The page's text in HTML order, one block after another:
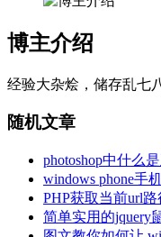
博主介绍
经验大杂烩，储存乱七
随机文章
photoshop中什么
windows phone手
PHP获取当前url
简单实用的jquery